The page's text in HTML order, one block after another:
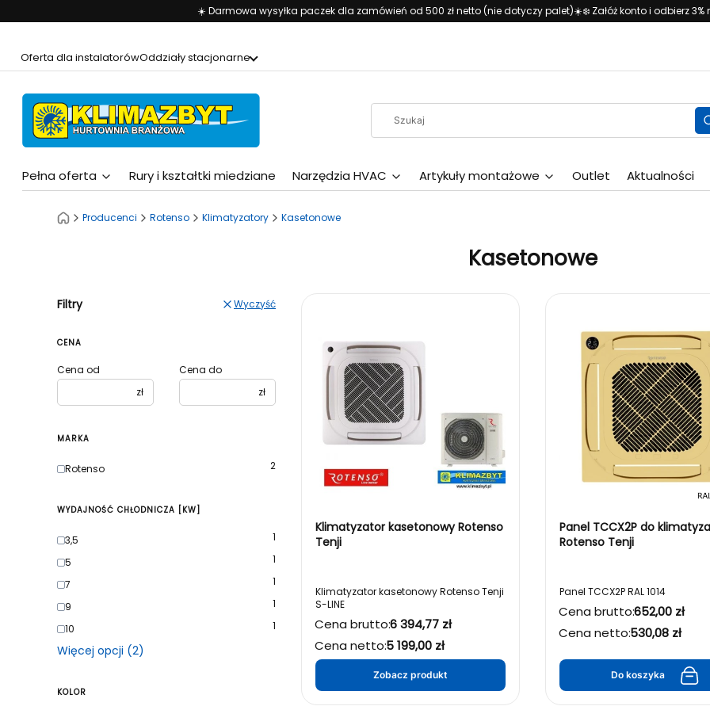
☀️ Darmowa wysyłka paczek dla zamówień od 500 zł netto (nie dotyczy palet)☀️❄️ Załóż konto i odbierz
Oferta dla instalatorówOddziały stacjonarne
Pełna oferta Rury i kształtki miedziane Narzędzia HVAC Artykuły montażowe Outlet Aktualności
Producenci Rotenso Klimatyzatory Kasetonowe
Kasetonowe
Filtry Wyczyść
CENA
Cena od
zł
Cena do
zł
MARKA
Marka
Rotenso 2
WYDAJNOŚĆ CHŁODNICZA [KW]
Wydajność chłodnicza [kW]
3,5
1
5
1
7
1
9
1
10
1
Więcej opcji (2)
KOLOR
Klimatyzator kasetonowy Rotenso
Tenji
Klimatyzator kasetonowy Rotenso Tenji
S-LINE
Cena brutto:6 394,77 zł
Cena netto:5 199,00 zł
Zobacz produkt
Panel TCCX2P do
Rotenso Tenji
Panel TCCX2P RAL 1014
Cena brutto:652,00 zł
Cena netto:530,08 zł
Do koszyka